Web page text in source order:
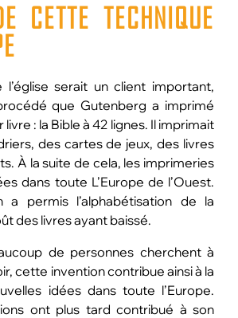
CETTE TECHNIQUE
l’église serait un client important,
que Gutenberg a imprimé
: la Bible à 42 lignes. Il imprimait
des cartes de jeux, des livres
À la suite de cela, les imprimeries
dans toute L’Europe de l’Ouest.
a permis l’alphabétisation de la
des livres ayant baissé.
de personnes cherchent à
cette invention contribue ainsi à la
idées dans toute l’Europe.
ont plus tard contribué à son